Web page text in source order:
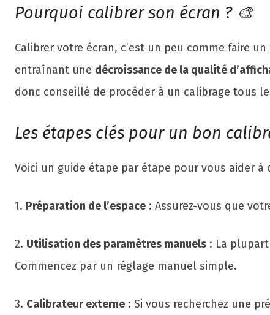
Pourquoi calibrer son écran ? 🎨
Calibrer votre écran, c’est un peu comme faire
entraînant une décroissance de la qualité
donc conseillé de procéder à un calibrage tous
Les étapes clés pour un bon
Voici un guide étape par étape pour vous aider
1. Préparation de l’espace : Assurez-vous que
2. Utilisation des paramètres manuels : La
Commencez par un réglage manuel simple.
3. Calibrateur externe : Si vous recherchez une